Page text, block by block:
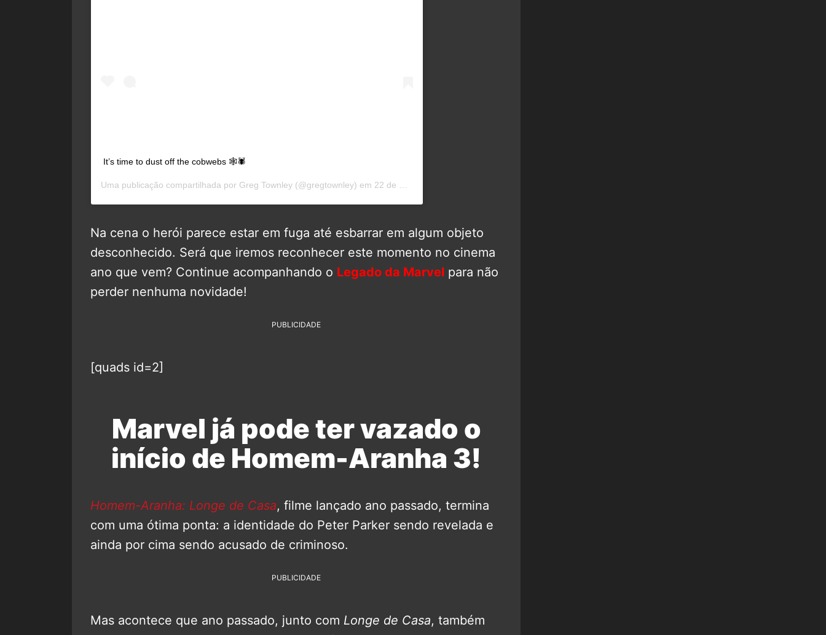
It’s time to dust off the cobwebs 🕸🕷
Uma publicação compartilhada por Greg Townley (@gregtownley) em 22 de Out, 2020 às 8:32 PDT
Na cena o herói parece estar em fuga até esbarrar em algum objeto
desconhecido. Será que iremos reconhecer este momento no cinema
ano que vem? Continue acompanhando o Legado da Marvel para não
perder nenhuma novidade!
PUBLICIDADE
[quads id=2]
Marvel já pode ter vazado o
início de Homem-Aranha 3!
Homem-Aranha: Longe de Casa, filme lançado ano passado, termina
com uma ótima ponta: a identidade do Peter Parker sendo revelada e
ainda por cima sendo acusado de criminoso.
PUBLICIDADE
Mas acontece que ano passado, junto com Longe de Casa, também